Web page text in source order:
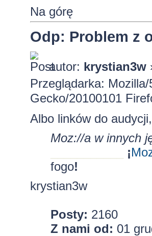
Na górę
Odp: Problem z
autor: krystian3w
Przeglądarka:
Gecko/20100101
Albo linków do
Moz://a w innych
¡
fogo!
krystian3w
Posty: 2160
Z nami od: 01